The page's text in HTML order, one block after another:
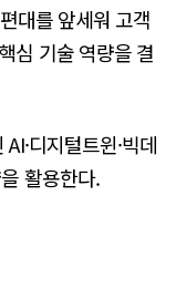
대를 앞세워 고객
심 기술 역량을 결
디지털트윈·빅데
활용한다.